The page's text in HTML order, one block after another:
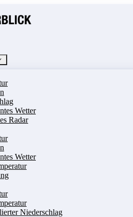
Wetter
Radar
Wetter
Niederschlag